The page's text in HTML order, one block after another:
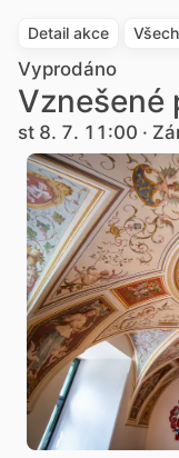
Detail akce
Vyprodáno
Vznešené
st 8. 7. 11:00 ·